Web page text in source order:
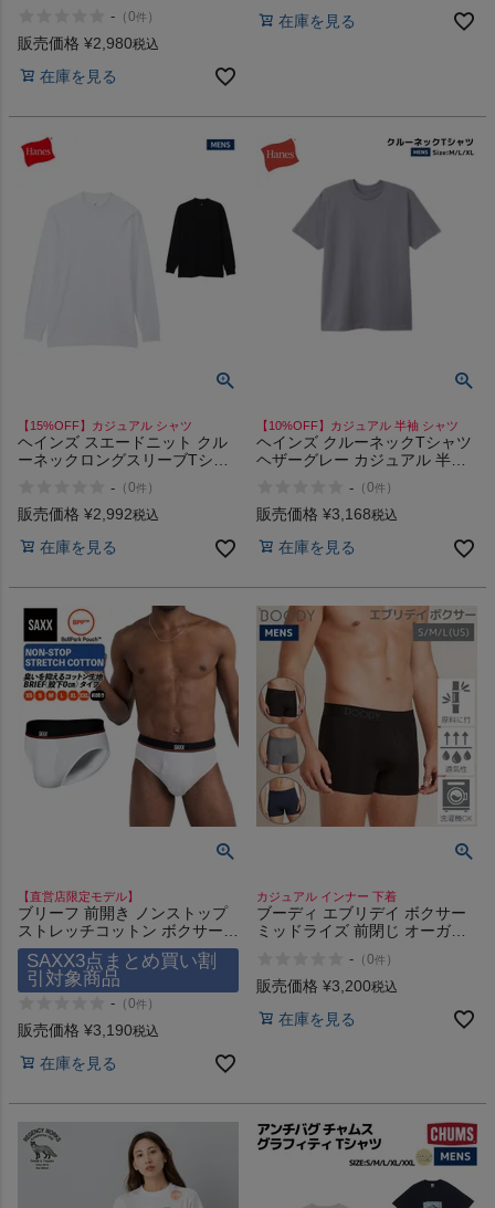
- （0件 ）
販売価格 ¥2,980税込
在庫を見る
在庫を見る
【15%OFF】カジュアル シャツ
ヘインズ スエードニット クル
ーネックロングスリーブTシャ
ンナー 裏起毛 カジュアル シャ
ツ Hanes 010 090
- （0件 ）
販売価格 ¥2,992税込
在庫を見る
【10%OFF】カジュアル 半袖 シャツ
ヘインズ クルーネックTシャツ
ヘザーグレー カジュアル 半袖
- （0件 ）
販売価格 ¥3,168税込
在庫を見る
【直営店限定モデル】
ブリーフ 前開き ノンストップ
ストレッチコットン ボクサーパ
ンツ インナー 下着 股擦れ 対策
股ずれ 勝負下着 吸湿発散 吸汗
速乾 防臭 股間 蒸れない プレゼ
ント 贈り物 ギフト サックスア
ンダーウェアー NON-STOP
STRETCH COTTON BRIEF
FLY SAXX UNDERWEAR
SAXX3点まとめ買い割
引対象商品
- （0件 ）
販売価格 ¥3,190税込
在庫を見る
カジュアル インナー 下着
ブーディ エブリデイ ボクサー
ミッドライズ 前閉じ オーガニ
臭 カジュアル インナー 下着 ボ
クサーパンツ 竹 素肌感覚 締め
BOODY EXBL EXAS EXNV
- （0件 ）
販売価格 ¥3,200税込
在庫を見る